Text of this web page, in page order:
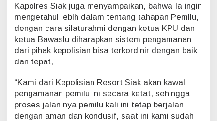
K
P
d
a
n
w
a
s
l
u
Kapolres Siak juga menyampaikan, bahwa Ia ingin
mengetahui lebih dalam tentang tahapan Pemilu,
dengan cara silaturahmi dengan ketua KPU dan
ketua Bawaslu diharapkan sistem pengamanan
dari pihak kepolisian bisa terkordinir dengan baik
dan tepat,
“Kami dari Kepolisian Resort Siak akan kawal
pengamanan pemilu ini secara ketat, sehingga
proses jalan nya pemilu kali ini tetap berjalan
dengan aman dan kondusif, saat ini kami sudah